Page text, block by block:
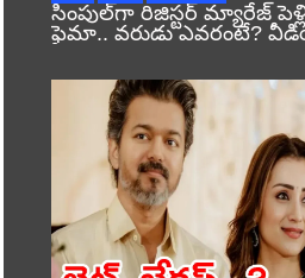
సింపుల్‌గా రిజిస్టర్‌ మ్యారేజ్ పెళ్లి
ఫైమా.. వరుడు ఎవరంటే?